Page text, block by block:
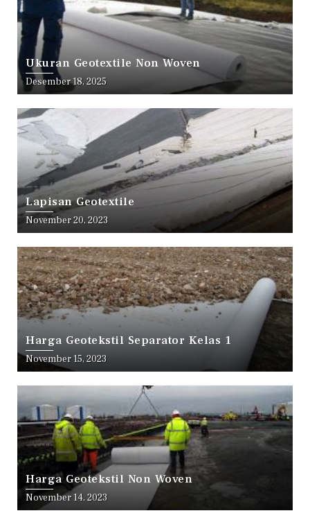
Ukuran Geotextile Non Woven
Desember 18, 2025
Lapisan Geotextile
November 20, 2023
Harga Geotekstil Separator Kelas 1
November 15, 2023
Harga Geotekstil Non Woven
November 14, 2023